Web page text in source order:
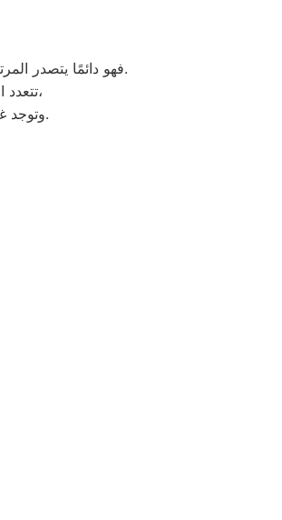
فهو دائمًا يتصدر المرتبة الأولى في صيانة جميع أنواع الغسالات الخاصة بماركة هوفر تحت أيدي أنسب المهندسين، مع مراعاة توفير أفضل خدمات الدعم الفنى.
تتعدد الأعطال التي تصيب الغسالات بمختلف فئات الصنع والنوع من غسالات اوتوماتيك، واخرى فوق اوتوماتيك، والنصف اتوماتيك،
وتوجد.